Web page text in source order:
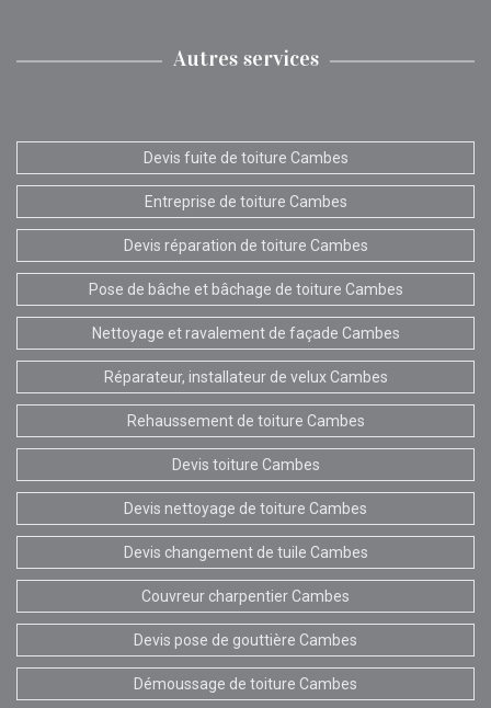
Autres services
Devis fuite de toiture Cambes
Entreprise de toiture Cambes
Devis réparation de toiture Cambes
Pose de bâche et bâchage de toiture Cambes
Nettoyage et ravalement de façade Cambes
Réparateur, installateur de velux Cambes
Rehaussement de toiture Cambes
Devis toiture Cambes
Devis nettoyage de toiture Cambes
Devis changement de tuile Cambes
Couvreur charpentier Cambes
Devis pose de gouttière Cambes
Démoussage de toiture Cambes